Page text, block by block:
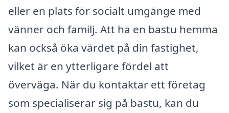
eller en plats för socialt umgänge med
vänner och familj. Att ha en bastu hemma
kan också öka värdet på din fastighet,
vilket är en ytterligare fördel att
överväga. När du kontaktar ett företag
som specialiserar sig på bastu, kan du